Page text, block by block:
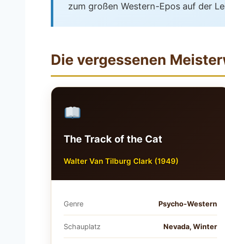
zum großen Western-Epos auf der
Die vergessenen
The Track of the Cat
Walter Van Tilburg Clark (1949)
Genre Psycho-Western
Schauplatz Nevada, Winter